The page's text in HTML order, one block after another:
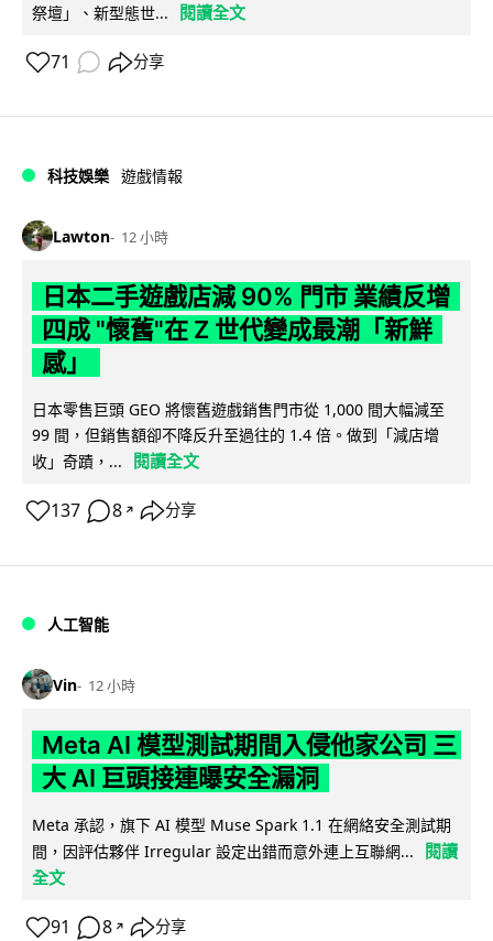
祭壇」、新型態世...
閱讀全文
71 分享
科技娛樂 遊戲情報
Lawton 12 小時
日本二手遊戲店減 90% 門市 業績反增
四成 "懷舊"在 Z 世代變成最潮「新鮮
感」
日本零售巨頭 GEO 將懷舊遊戲銷售門市從 1,000 間大幅減至
99 間，但銷售額卻不降反升至過往的 1.4 倍。做到「減店增
收」奇蹟，...
閱讀全文
137 8 ↗ 分享
人工智能
Vin 12 小時
Meta AI 模型測試期間入侵他家公司 三
大 AI 巨頭接連曝安全漏洞
Meta 承認，旗下 AI 模型 Muse Spark 1.1 在網絡安全測試期
間，因評估夥伴 Irregular 設定出錯而意外連上互聯網...
閱讀
全文
91 8 ↗ 分享